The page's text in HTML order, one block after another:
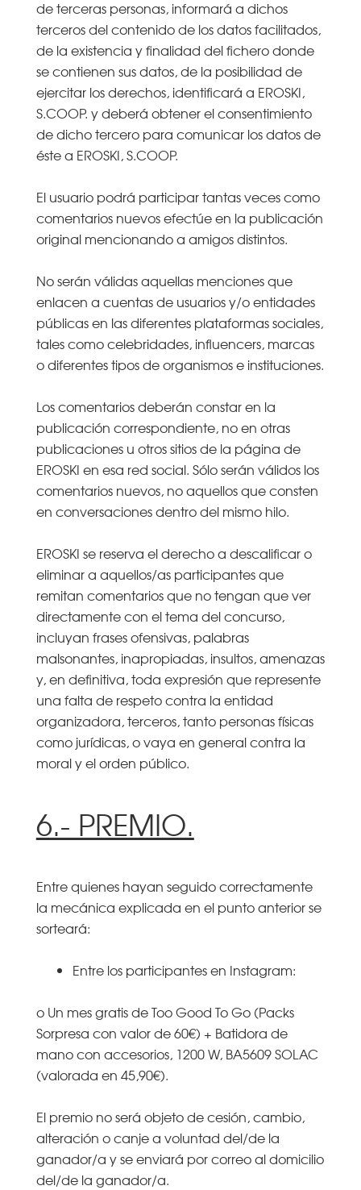
de terceras personas, informará a dichos
terceros del contenido de los datos facilitados,
de la existencia y finalidad del fichero donde
se contienen sus datos, de la posibilidad de
ejercitar los derechos, identificará a EROSKI,
S.COOP. y deberá obtener el consentimiento
de dicho tercero para comunicar los datos de
éste a EROSKI, S.COOP.
El usuario podrá participar tantas veces como
comentarios nuevos efectúe en la publicación
original mencionando a amigos distintos.
No serán válidas aquellas menciones que
enlacen a cuentas de usuarios y/o entidades
públicas en las diferentes plataformas sociales,
tales como celebridades, influencers, marcas
o diferentes tipos de organismos e instituciones.
Los comentarios deberán constar en la
publicación correspondiente, no en otras
publicaciones u otros sitios de la página de
EROSKI en esa red social. Sólo serán válidos los
comentarios nuevos, no aquellos que consten
en conversaciones dentro del mismo hilo.
EROSKI se reserva el derecho a descalificar o
eliminar a aquellos/as participantes que
remitan comentarios que no tengan que ver
directamente con el tema del concurso,
incluyan frases ofensivas, palabras
malsonantes, inapropiadas, insultos, amenazas
y, en definitiva, toda expresión que represente
una falta de respeto contra la entidad
organizadora, terceros, tanto personas físicas
como jurídicas, o vaya en general contra la
moral y el orden público.
6.- PREMIO.
Entre quienes hayan seguido correctamente
la mecánica explicada en el punto anterior se
sorteará:
Entre los participantes en Instagram:
o Un mes gratis de Too Good To Go (Packs
Sorpresa con valor de 60€) + Batidora de
mano con accesorios, 1200 W, BA5609 SOLAC
(valorada en 45,90€).
El premio no será objeto de cesión, cambio,
alteración o canje a voluntad del/de la
ganador/a y se enviará por correo al domicilio
del/de la ganador/a.